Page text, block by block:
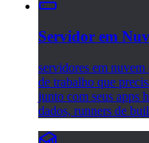
Servidor em
servidores em nuvem
de trabalho que
junto com seus apps
dados, runners de